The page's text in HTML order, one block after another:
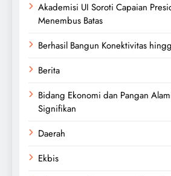
Akademisi UI Soroti Capaian
Menembus Batas
Berhasil Bangun Konektivitas
Berita
Bidang Ekonomi dan Pangan
Signifikan
Daerah
Ekbis